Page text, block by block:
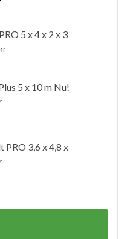
5 x 4 x 2 x 3
5 x 10 m Nu!
PRO 3,6 x 4,8 x